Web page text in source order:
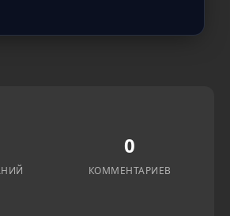
0
КОММЕНТАРИЕВ